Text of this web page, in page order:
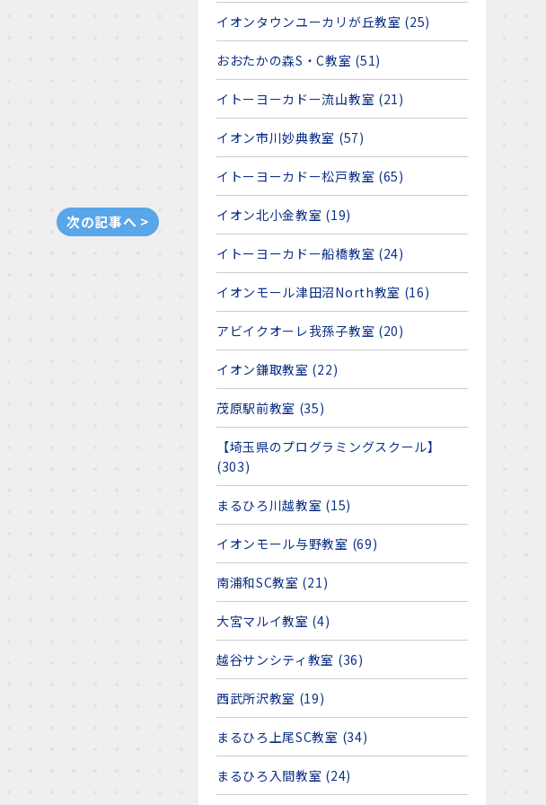
次の記事へ >
イオンタウンユーカリが丘教室 (25)
おおたかの森S・C教室 (51)
イトーヨーカドー流山教室 (21)
イオン市川妙典教室 (57)
イトーヨーカドー松戸教室 (65)
イオン北小金教室 (19)
イトーヨーカドー船橋教室 (24)
イオンモール津田沼North教室 (16)
アビイクオーレ我孫子教室 (20)
イオン鎌取教室 (22)
茂原駅前教室 (35)
【埼玉県のプログラミングスクール】
(303)
まるひろ川越教室 (15)
イオンモール与野教室 (69)
南浦和SC教室 (21)
大宮マルイ教室 (4)
越谷サンシティ教室 (36)
西武所沢教室 (19)
まるひろ上尾SC教室 (34)
まるひろ入間教室 (24)